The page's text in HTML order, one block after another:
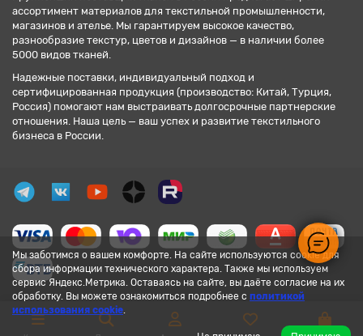
Мы заботимся о вашем комфорте. На сайте используются cookie для
сбора информации технического характера. Также мы используем
сервис Яндекс.Метрика. Оставаясь на сайте, вы даёте согласие на их
обработку. Вы можете ознакомиться подробнее с политикой
использования cookie.
ассортимент материалов для текстильной промышленности,
магазинов и ателье. Мы гарантируем высокое качество,
разнообразие текстур, цветов и дизайнов — в наличии более
5000 видов тканей.
Надежные поставки, индивидуальный подход и
сертифицированная продукция (производство: Китай, Турция,
Россия) помогают нам выстраивать долгосрочные партнерские
отношения. Наша цель — ваш успех и развитие текстильного
бизнеса в России.